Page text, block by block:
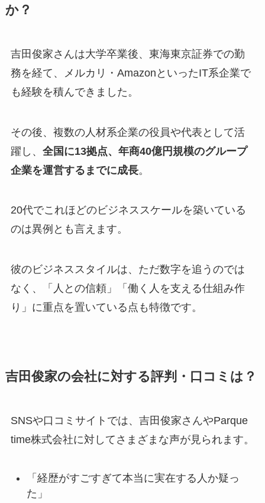
か？
吉田俊家さんは大学卒業後、東海東京証券での勤
務を経て、メルカリ・AmazonといったIT系企業で
も経験を積んできました。
その後、複数の人材系企業の役員や代表として活
躍し、 全国に13拠点、年商40億円規模のグループ
企業を運営するまでに成長。
20代でこれほどのビジネススケールを築いている
のは異例とも言えます。
彼のビジネススタイルは、ただ数字を追うのでは
なく、「人との信頼」「働く人を支える仕組み作
り」に重点を置いている点も特徴です。
吉田俊家の会社に対する評判・口コミは？
SNSや口コミサイトでは、吉田俊家さんやParque
time株式会社に対してさまざまな声が見られます。
「経歴がすごすぎて本当に実在する人か疑っ
た」